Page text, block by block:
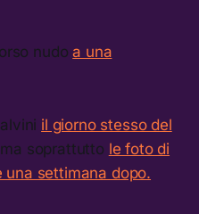
nudoa una
il giorno stesso del
soprattutto le foto di
una settimana dopo.